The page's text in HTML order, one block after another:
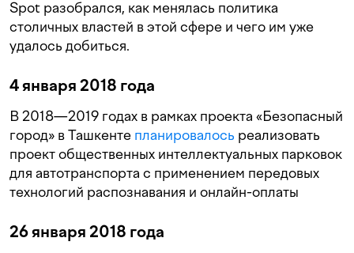
Spot разобрался, как менялась политика
столичных властей в этой сфере и чего им уже
удалось добиться.
4 января 2018 года
В 2018—2019 годах в рамках проекта «Безопасный
город» в Ташкенте планировалось реализовать
проект общественных интеллектуальных парковок
для автотранспорта с применением передовых
технологий распознавания и онлайн-оплаты
26 января 2018 года